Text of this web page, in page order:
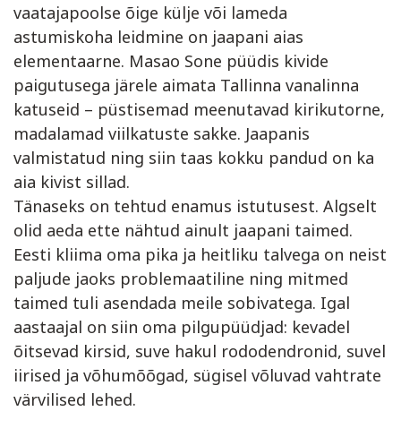
vaatajapoolse õige külje või lameda
astumiskoha leidmine on jaapani aias
elementaarne. Masao Sone püüdis kivide
paigutusega järele aimata Tallinna vanalinna
katuseid – püstisemad meenutavad kirikutorne,
madalamad viilkatuste sakke. Jaapanis
valmistatud ning siin taas kokku pandud on ka
aia kivist sillad.
Tänaseks on tehtud enamus istutusest. Algselt
olid aeda ette nähtud ainult jaapani taimed.
Eesti kliima oma pika ja heitliku talvega on neist
paljude jaoks problemaatiline ning mitmed
taimed tuli asendada meile sobivatega. Igal
aastaajal on siin oma pilgupüüdjad: kevadel
õitsevad kirsid, suve hakul rododendronid, suvel
iirised ja võhumõõgad, sügisel võluvad vahtrate
värvilised lehed.